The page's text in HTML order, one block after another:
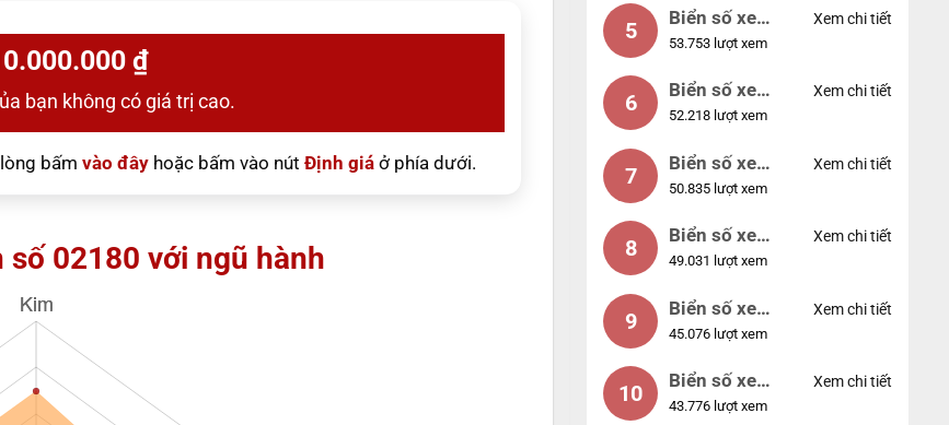
₫
bạn không có giá trị cao.
bấm vào đâyhoặc bấm vào nút Định giáở phía dưới.
02180 với ngũ hành
5
Biển số xe
66666
53.753 lượt xem
Xem chi tiết
6
Biển số xe
11111
52.218 lượt xem
Xem chi tiết
7
Biển số xe
44444
50.835 lượt xem
Xem chi tiết
8
Biển số xe
77777
49.031 lượt xem
Xem chi tiết
9
Biển số xe
55555
45.076 lượt xem
Xem chi tiết
10
Biển số xe
56789
43.776 lượt xem
Xem chi tiết